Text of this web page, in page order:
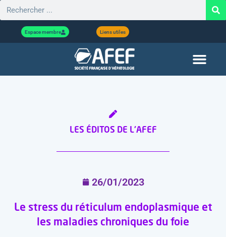
Espace membre Liens utiles
LES ÉDITOS DE L'AFEF
26/01/2023
Le stress du réticulum endoplasmique et
les maladies chroniques du foie